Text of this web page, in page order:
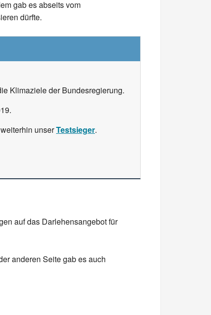
gab es abseits vom
dürfte.
Klimaziele der Bundesregierung.
unserTestsieger.
auf das Darlehensangebot für
anderen Seite gab es auch